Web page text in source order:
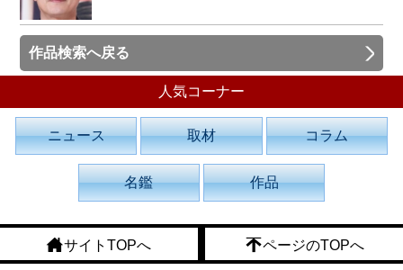
作品検索へ戻る
人気コーナー
ニュース 取材 コラム
名鑑 作品
サイトTOPへ ページのTOPへ